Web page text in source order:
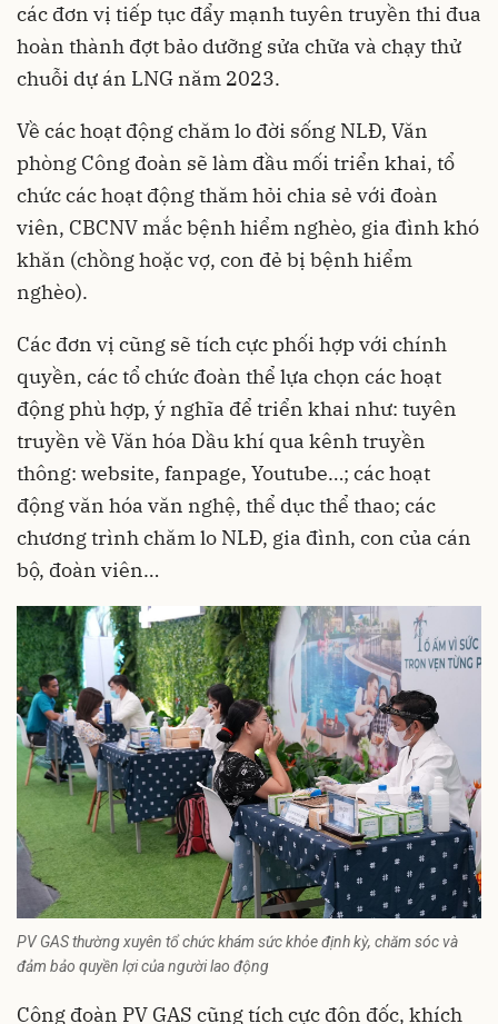
các đơn vị tiếp tục đẩy mạnh tuyên truyền thi đua
hoàn thành đợt bảo dưỡng sửa chữa và chạy thử
chuỗi dự án LNG năm 2023.
Về các hoạt động chăm lo đời sống NLĐ, Văn
phòng Công đoàn sẽ làm đầu mối triển khai, tổ
chức các hoạt động thăm hỏi chia sẻ với đoàn
viên, CBCNV mắc bệnh hiểm nghèo, gia đình khó
khăn (chồng hoặc vợ, con đẻ bị bệnh hiểm
nghèo).
Các đơn vị cũng sẽ tích cực phối hợp với chính
quyền, các tổ chức đoàn thể lựa chọn các hoạt
động phù hợp, ý nghĩa để triển khai như: tuyên
truyền về Văn hóa Dầu khí qua kênh truyền
thông: website, fanpage, Youtube…; các hoạt
động văn hóa văn nghệ, thể dục thể thao; các
chương trình chăm lo NLĐ, gia đình, con của cán
bộ, đoàn viên…
PV GAS thường xuyên tổ chức khám sức khỏe định kỳ, chăm sóc và
đảm bảo quyền lợi của người lao động
Công đoàn PV GAS cũng tích cực đôn đốc, khích